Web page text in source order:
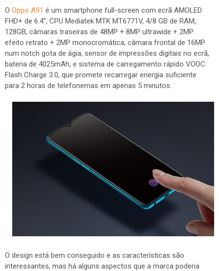
O Oppo A91 é um smartphone full-screen com ecrã AMOLED
FHD+ de 6.4", CPU Mediatek MTK MT6771V, 4/8 GB de RAM,
128GB, câmaras traseiras de 48MP + 8MP ultrawide + 2MP
efeito retrato + 2MP monocromática, câmara frontal de 16MP
num notch gota de ágia, sensor de impressões digitais no ecrã,
bateria de 4025mAh, e sistema de carregamento rápido VOOC
Flash Charge 3.0, que promete recarregar energia suficiente
para 2 horas de telefonemas em apenas 5 minutos.
O design está bem conseguido e as características são
interessantes, mas há alguns aspectos que a marca poderia